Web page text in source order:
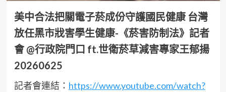
美中合法把關電子菸成份守護國民健康 台灣
放任黑市戕害學生健康-《菸害防制法》記者
會 @行政院門口 ft.世衛菸草減害專家王郁揚
20260625
記者會連結： https://www.youtube.com/watch?